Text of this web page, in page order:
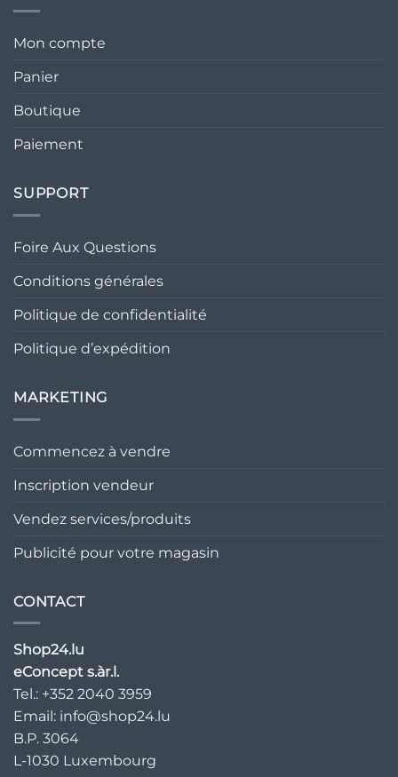
Mon compte
Panier
Boutique
Paiement
SUPPORT
Foire Aux Questions
Conditions générales
Politique de confidentialité
Politique d’expédition
MARKETING
Commencez à vendre
Inscription vendeur
Vendez services/produits
Publicité pour votre magasin
CONTACT
Shop24.lu
eConcept s.àr.l.
Tel.: +352 2040 3959
Email: info@shop24.lu
B.P. 3064
L-1030 Luxembourg